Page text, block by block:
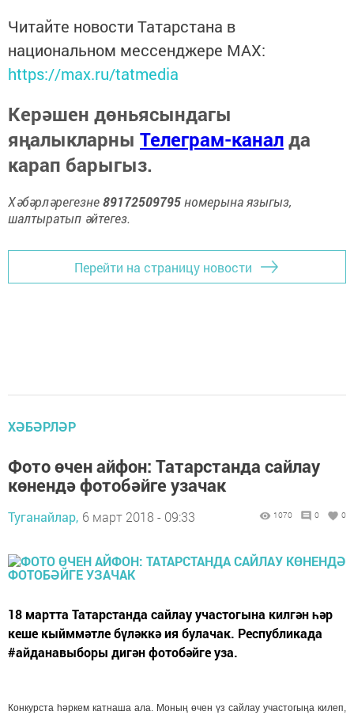
Читайте новости Татарстана в
национальном мессенджере MАХ:
https://max.ru/tatmedia
Керәшен дөньясындагы
яңалыкларны Телеграм-каналда
карап барыгыз.
Хәбәрләрегезне89172509795номерына языгыз,
шалтыратып әйтегез.
Перейти на страницу новости
ХӘБӘРЛӘР
Фото өчен айфон: Татарстанда сайлау
көнендә фотобәйге узачак
Туганайлар, 6 март 2018 - 09:33 1070 0 0
18 мартта Татарстанда сайлау участогына килгән һәр
кеше кыйммәтле бүләккә ия булачак. Республикада
#айданавыборы дигән фотобәйге уза.
Конкурста һәркем катнаша ала. Моның өчен үз сайлау участогыңа килеп,